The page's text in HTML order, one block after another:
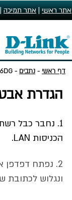
אתר ראשי|אתר תמיכה
דף ראשי - נתבים -
הגדרת
1. נחבר כבל
הכניסות LAN.
ונגלוש לכתובת של